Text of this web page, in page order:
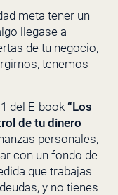
meta tener un
llegase a
de tu negocio,
tenemos
del E-book “Los
de tu dinero
personales,
con un fondo de
que trabajas
y no tienes